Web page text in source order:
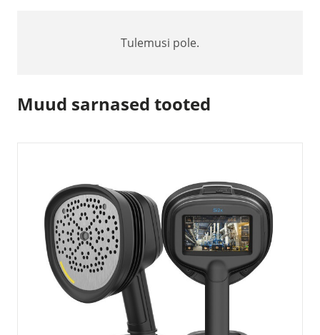
Tulemusi pole.
Muud sarnased tooted